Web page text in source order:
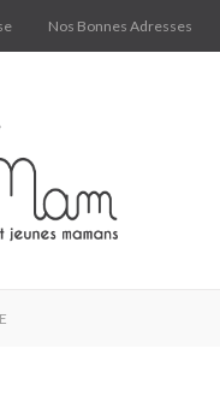
Nos Bonnes Adresses